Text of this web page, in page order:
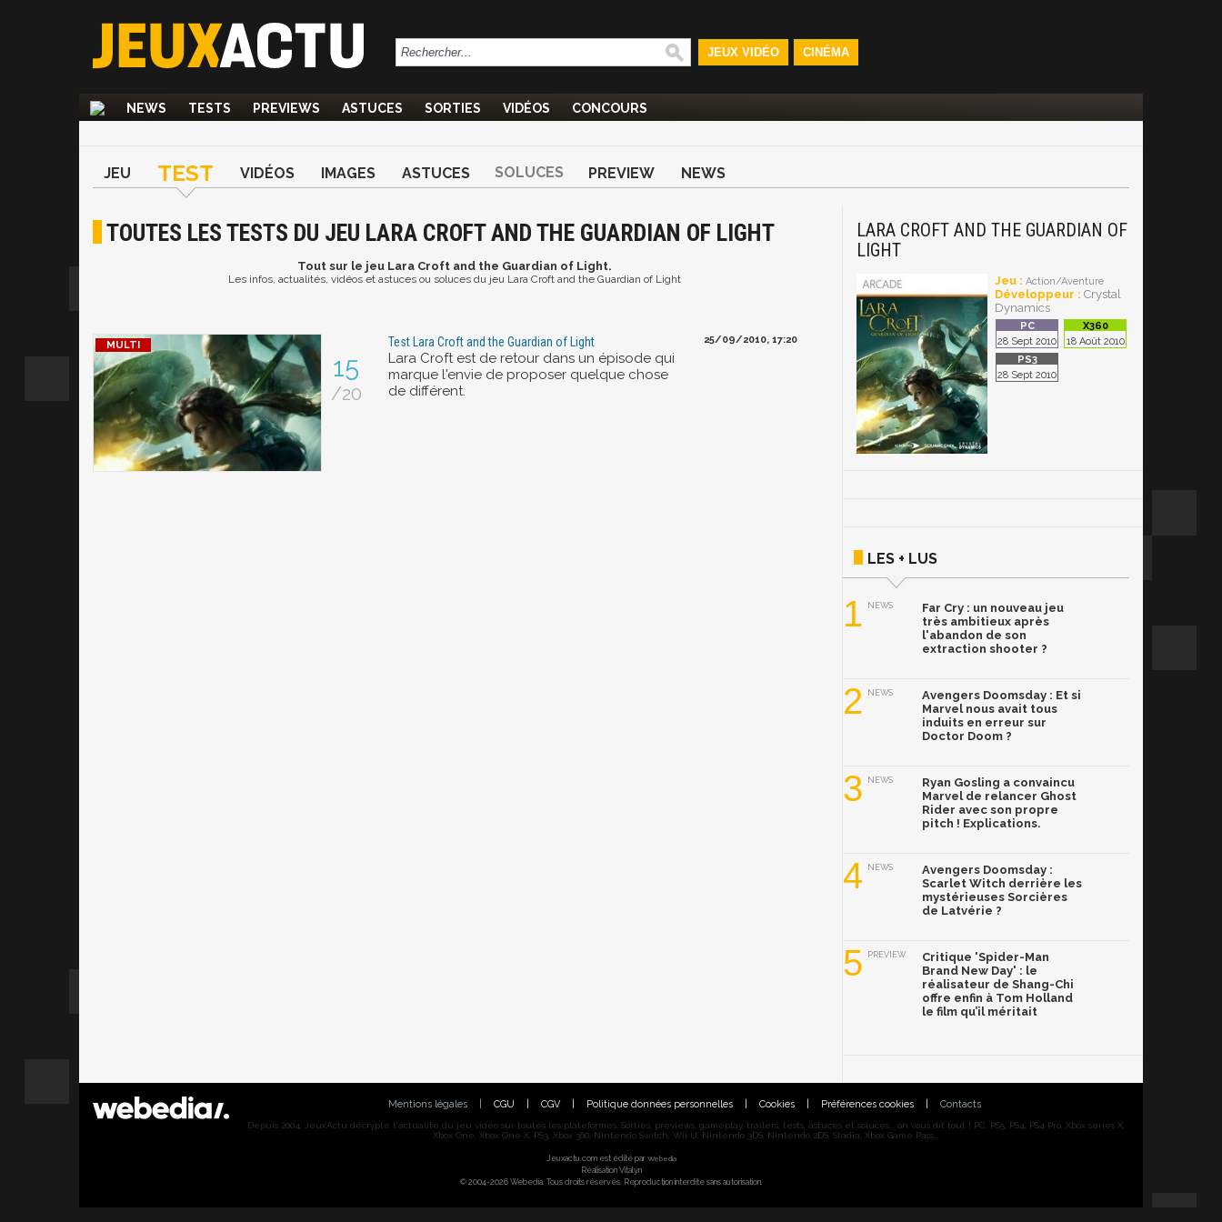
JEUX VIDÉO CINÉMA
NEWS TESTS PREVIEWS ASTUCES SORTIES VIDÉOS CONCOURS
JEU TEST VIDÉOS IMAGES ASTUCES SOLUCES PREVIEW NEWS
TOUTES LES TESTS DU JEU LARA CROFT AND THE GUARDIAN OF LIGHT
Toutsur le jeu Lara Croft and the Guardian of Light.
Les infos, actualités, vidéos et astuces ou soluces du jeu Lara Croft and the Guardian of Light
15
/20
Test Lara Croft and the Guardian of Light
Lara Croft est de retour dans un épisode qui
marque l'envie de proposer quelque chose
de différent.
25/09/2010, 17:20
LARA CROFT AND THE GUARDIAN OF
LIGHT
Jeu : Action/Aventure
Développeur : Crystal
Dynamics
28 Sept 2010 18 Août 2010
28 Sept 2010
LES + LUS
1 NEWS
Far Cry : un nouveau jeu
très ambitieux après
l'abandon de son
extraction shooter ?
2 NEWS
Avengers Doomsday : Et si
Marvel nous avait tous
induits en erreur sur
Doctor Doom ?
3 NEWS
Ryan Gosling a convaincu
Marvel de relancer Ghost
Rider avec son propre
pitch ! Explications.
4 NEWS
Avengers Doomsday :
Scarlet Witch derrière les
mystérieuses Sorcières
de Latvérie ?
5 PREVIEW
Critique 'Spider-Man
Brand New Day' : le
réalisateur de Shang-Chi
offre enfin à Tom Holland
le film qu’il méritait
Mentions légales CGU CGV Politique données personnelles Cookies Préférences cookies Contacts
Depuis 2004, JeuxActu décrypte l'actualité du jeu vidéo sur toutes les plateformes. Sorties, previews, gameplay, trailers, tests, astuces et soluces... on vous dit tout ! PC, PS5, PS4, PS4 Pro, Xbox series X,
Xbox One, Xbox One X, PS3, Xbox 360, Nintendo Switch, Wii U, Nintendo 3DS, Nintendo 2DS, Stadia, Xbox Game Pass...
Jeuxactu.com est édité par Webedia
Réalisation Vitalyn
© 2004-2026 Webedia. Tous droits réservés. Reproduction interdite sans autorisation.